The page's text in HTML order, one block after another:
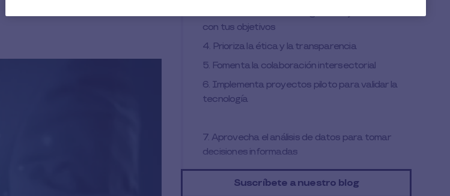
con tus objetivos
4. Prioriza la ética y la transparencia
5. Fomenta la colaboración intersectorial
6. Implementa proyectos piloto para validar la
tecnología
7. Aprovecha el análisis de datos para tomar
decisiones informadas
8. Integra soluciones de IA que impulsen la
personalización
Suscríbete a nuestro blog